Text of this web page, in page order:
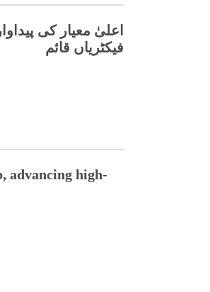
اعلیٰ معیار کی
فیکٹریاں قائم
advancing high-